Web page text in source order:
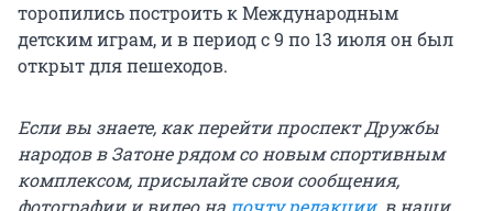
торопились построить к Международным
детским играм, и в период с 9 по 13 июля он был
открыт для пешеходов.
Если вы знаете, как перейти проспект Дружбы
народов в Затоне рядом со новым спортивным
комплексом, присылайте свои сообщения,